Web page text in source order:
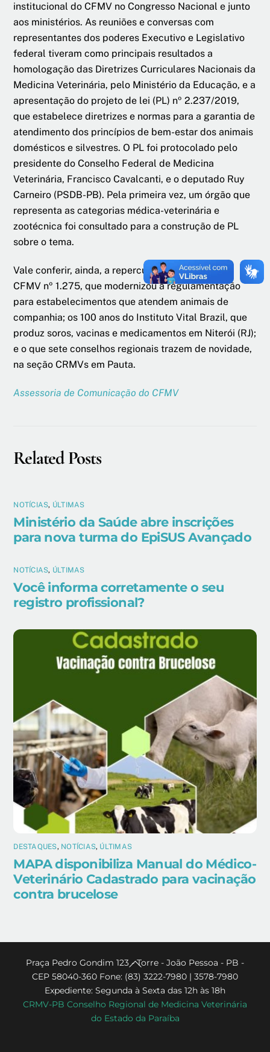
institucional do CFMV no Congresso Nacional e junto
aos ministérios. As reuniões e conversas com
representantes dos poderes Executivo e Legislativo
federal tiveram como principais resultados a
homologação das Diretrizes Curriculares Nacionais da
Medicina Veterinária, pelo Ministério da Educação, e a
apresentação do projeto de lei (PL) nº 2.237/2019,
que estabelece diretrizes e normas para a garantia de
atendimento dos princípios de bem-estar dos animais
domésticos e silvestres. O PL foi protocolado pelo
presidente do Conselho Federal de Medicina
Veterinária, Francisco Cavalcanti, e o deputado Ruy
Carneiro (PSDB-PB). Pela primeira vez, um órgão que
representa as categorias médica-veterinária e
zootécnica foi consultado para a construção de PL
sobre o tema.
Vale conferir, ainda, a repercussão da Resolução
CFMV nº 1.275, que modernizou a regulamentação
para estabelecimentos que atendem animais de
companhia; os 100 anos do Instituto Vital Brazil, que
produz soros, vacinas e medicamentos em Niterói (RJ);
e o que sete conselhos regionais trazem de novidade,
na seção CRMVs em Pauta.
Assessoria de Comunicação do CFMV
Related Posts
NOTÍCIAS, ÚLTIMAS
Ministério da Saúde abre inscrições
para nova turma do EpiSUS Avançado
NOTÍCIAS, ÚLTIMAS
Você informa corretamente o seu
registro profissional?
DESTAQUES, NOTÍCIAS, ÚLTIMAS
MAPA disponibiliza Manual do Médico-
Veterinário Cadastrado para vacinação
contra brucelose
Back
To
Top
Praça Pedro Gondim 123 - Torre - João Pessoa - PB -
CEP 58040-360 Fone: (83) 3222-7980 | 3578-7980
Expediente: Segunda à Sexta das 12h às 18h
CRMV-PB Conselho Regional de Medicina Veterinária
do Estado da Paraíba